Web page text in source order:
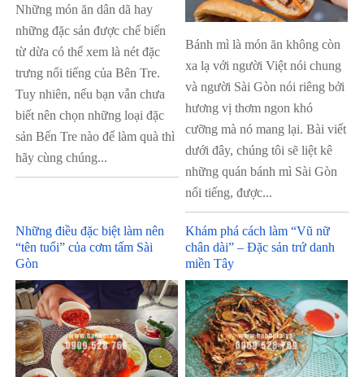
Những món ăn dân dã hay
những đặc sản được chế biến
từ dừa có thể xem là nét đặc
trưng nổi tiếng của Bên Tre.
Tuy nhiên, nếu bạn vẫn chưa
biết nên chọn những loại đặc
sản Bến Tre nào để làm quà thì
hãy cùng chúng...
Bánh mì là món ăn không còn
xa lạ với người Việt nói chung
và người Sài Gòn nói riêng bởi
hương vị thơm ngon khó
cưỡng mà nó mang lại. Bài viết
dưới đây, chúng tôi sẽ liệt kê
những quán bánh mì Sài Gòn
nổi tiếng, được...
Những điều đặc biệt làm nên
“tên tuổi” của cơm tấm Sài
Gòn
Khám phá cách làm “Vũ nữ
chân dài” – Đặc sản trứ danh
miền Tây